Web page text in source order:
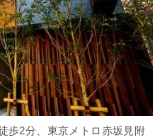
歩2分、東京メトロ赤坂見附